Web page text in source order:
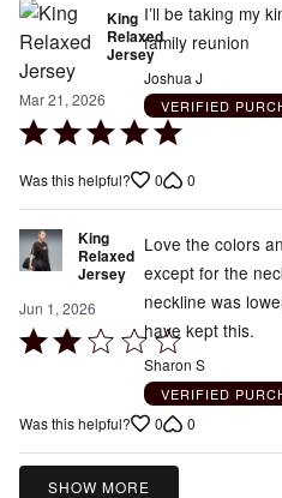
King
Relaxed
Jersey
Mar 21, 2026
Rated
out
of
5
I’ll be taking my
family reunion
Joshua J
VERIFIED
Was this helpful? 0 0
King
Relaxed
Jersey
Jun 1, 2026
Rated
of
5
Love the colors
except for the
neckline was
have kept this.
Sharon S
VERIFIED
Was this helpful? 0 0
SHOW MORE